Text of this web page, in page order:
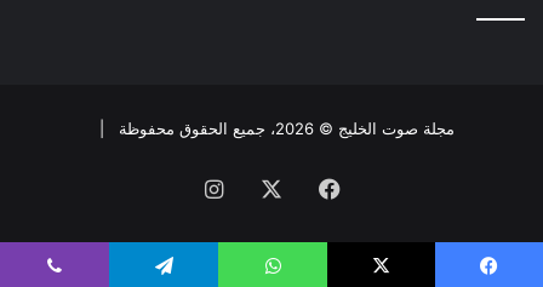
مجلة صوت الخليج © 2026، جميع الحقوق محفوظة |
فيسبوك انستقرام